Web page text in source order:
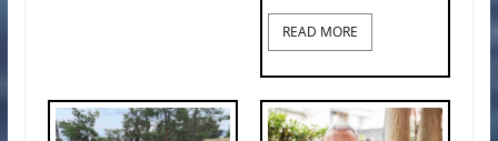
READ MORE